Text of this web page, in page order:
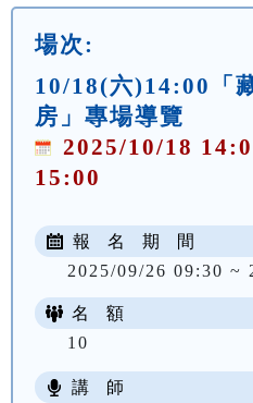
場次:
10/18(六)14:00「
房」專場導覽
2025/10/18
15:00
報 名 期 間
2025/09/26 09:30 ~
名 額
10
講 師